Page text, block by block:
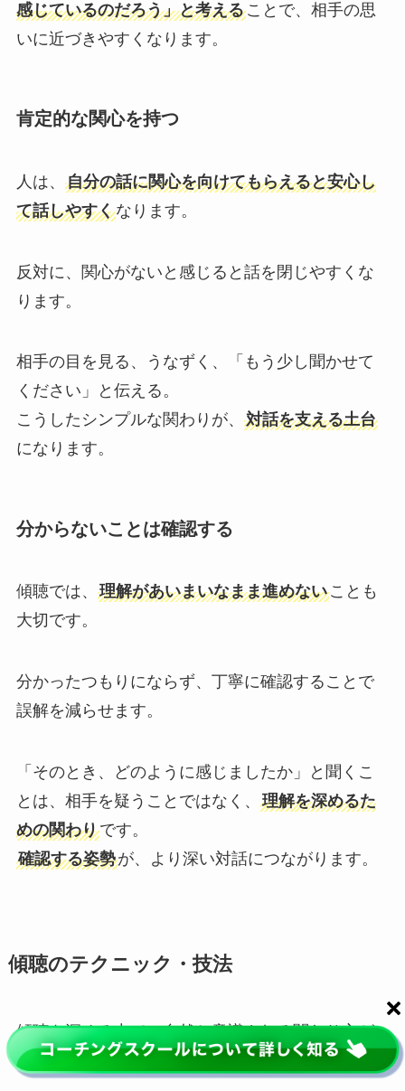
感じているのだろう」と考えることで、相手の思
いに近づきやすくなります。
肯定的な関心を持つ
人は、 自分の話に関心を向けてもらえると安心し
て話しやすくなります。
反対に、関心がないと感じると話を閉じやすくな
ります。
相手の目を見る、うなずく、「もう少し聞かせて
ください」と伝える。
こうしたシンプルな関わりが、 対話を支える土台
になります。
分からないことは確認する
傾聴では、 理解があいまいなまま進めないことも
大切です。
分かったつもりにならず、丁寧に確認することで
誤解を減らせます。
「そのとき、どのように感じましたか」と聞くこ
とは、相手を疑うことではなく、 理解を深めるた
めの関わりです。
確認する姿勢が、より深い対話につながります。
傾聴のテクニック・技法
傾聴を深める中で、自然と意識される関わり方が
あります。